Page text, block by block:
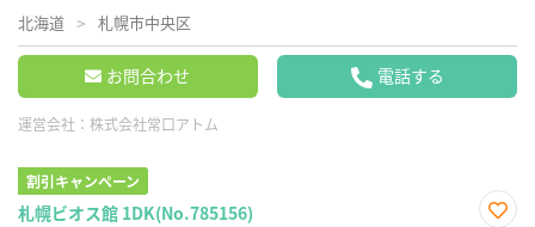
北海道 札幌市中央区
お問合わせ 電話する
運営会社： 株式会社常口アトム
割引キャンペーン
札幌ビオス館 1DK(No.785156)